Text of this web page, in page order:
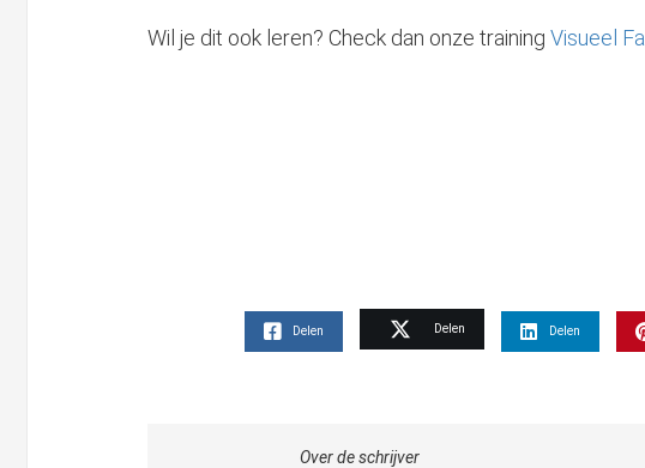
Wil je dit ook leren? Check dan onze training Visueel
Delen Delen Delen
Over de schrijver